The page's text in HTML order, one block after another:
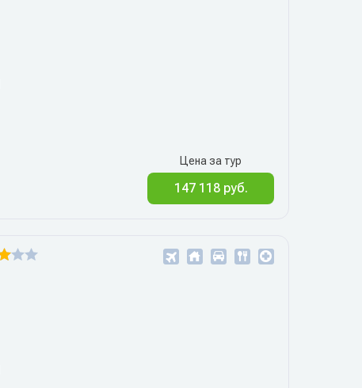
Цена за тур
147 118 руб.